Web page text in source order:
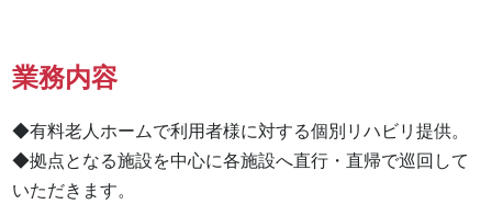
業務内容
◆有料老人ホームで利用者様に対する個別リハビリ提供。
◆拠点となる施設を中心に各施設へ直行・直帰で巡回して
いただきます。